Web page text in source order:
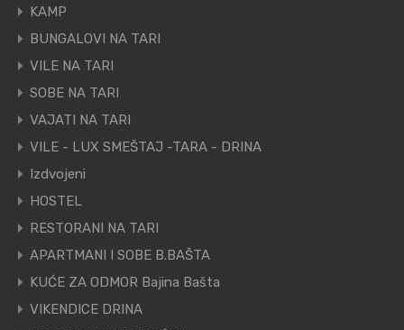
KAMP
BUNGALOVI NA TARI
VILE NA TARI
SOBE NA TARI
VAJATI NA TARI
VILE - LUX SMEŠTAJ -TARA - DRINA
Izdvojeni
HOSTEL
RESTORANI NA TARI
APARTMANI I SOBE B.BAŠTA
KUĆE ZA ODMOR Bajina Bašta
VIKENDICE DRINA